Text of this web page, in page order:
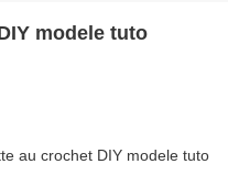
modele tuto